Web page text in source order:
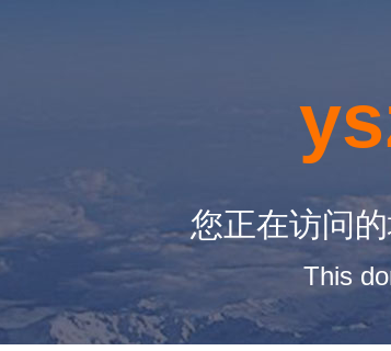
您正在访问
This